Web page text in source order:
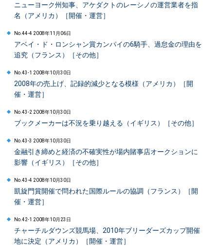
ニューヨーク州知事、アケダクトのレーシノの運営業者を指
名（アメリカ）［開催・運営］
No.44-4 2008年11月06日
アベイ・ド・ロンシャン賞カンパイの6騎手、過怠金の理由を
追究（フランス）［その他］
No.43-1 2008年10月30日
2008年の売上げ、記録的減少となる模様（アメリカ）［開
催・運営］
No.43-2 2008年10月30日
ブックメーカーは不況を乗り越える（イギリス）［その他］
No.43-3 2008年10月30日
金融引き締めと経済の不確実性が場内賭事店オークションに
影響（イギリス）［その他］
No.43-4 2008年10月30日
凱旋門賞開催で問われた国際ルールの協調（フランス）［開
催・運営］
No.42-1 2008年10月23日
チャーチルダウンズ競馬場、2010年ブリーダーズカップ開催
地に決定（アメリカ）［開催・運営］